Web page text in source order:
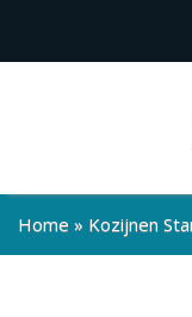
Home » Kozijnen